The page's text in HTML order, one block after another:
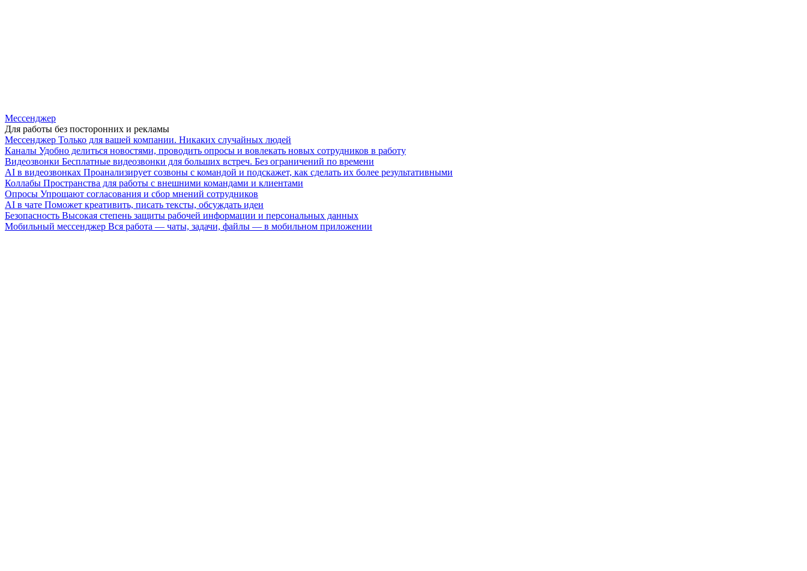
Мессенджер
Для работы без посторонних и рекламы
Мессенджер Только для вашей компании. Никаких случайных людей
Каналы Удобно делиться новостями, проводить опросы и вовлекать новых сотрудников в работу
Видеозвонки Бесплатные видеозвонки для больших встреч. Без ограничений по времени
AI в видеозвонках Проанализирует созвоны с командой и подскажет, как сделать их более результативными
Коллабы Пространства для работы с внешними командами и клиентами
Опросы Упрощают согласования и сбор мнений сотрудников
AI в чате Поможет креативить, писать тексты, обсуждать идеи
Безопасность Высокая степень защиты рабочей информации и персональных данных
Мобильный мессенджер Вся работа — чаты, задачи, файлы — в мобильном приложении